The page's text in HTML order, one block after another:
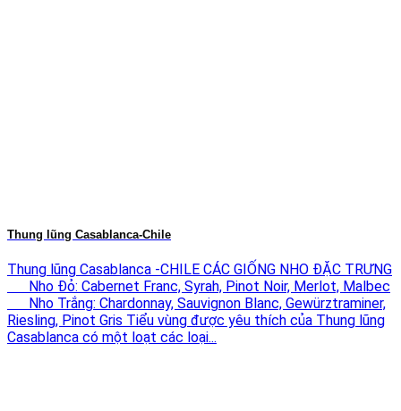
Thung lũng Casablanca-Chile
Thung lũng Casablanca -CHILE CÁC GIỐNG NHO ĐẶC TRƯNG
Nho Đỏ: Cabernet Franc, Syrah, Pinot Noir, Merlot, Malbec
Nho Trắng: Chardonnay, Sauvignon Blanc, Gewürztraminer,
Riesling, Pinot Gris Tiểu vùng được yêu thích của Thung lũng
Casablanca có một loạt các loại...